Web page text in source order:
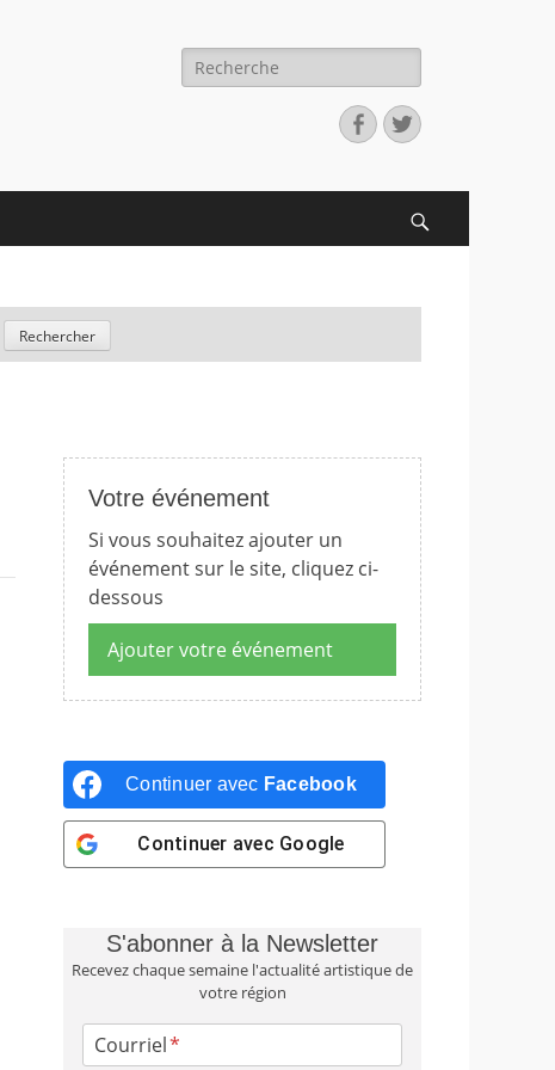
Recherche
pour:
Facebook
Twitter
Votre événement
Si vous souhaitez ajouter un
événement sur le site, cliquez ci-
dessous
Ajouter votre événement
Continuer avec Facebook
Continuer avec Google
S'abonner à la Newsletter
Recevez chaque semaine l'actualité artistique de
votre région
Courriel